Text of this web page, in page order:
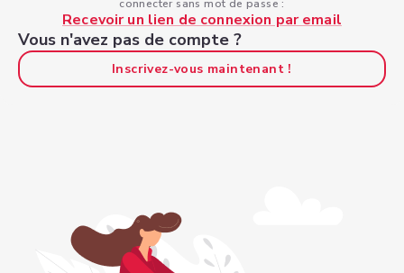
connecter sans mot de passe :
Recevoir un lien de connexion par email
Vous n'avez pas de compte ?
Inscrivez-vous maintenant !